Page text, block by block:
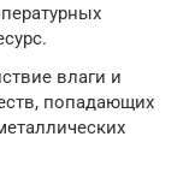
влаги и
попадающих